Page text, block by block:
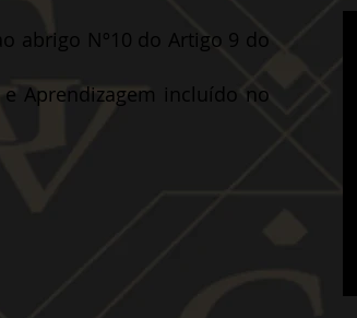
abrigo Nº1 0 do Artigo 9 do
Aprendizagem incluído no